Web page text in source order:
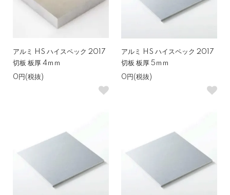
アルミ HS ハイスペック 2017
切板 板厚 4ｍｍ
0円(税抜)
アルミ HS ハイスペック 2017
切板 板厚 5ｍｍ
0円(税抜)